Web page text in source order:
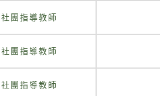
團指導教師
團指導教師
團指導教師